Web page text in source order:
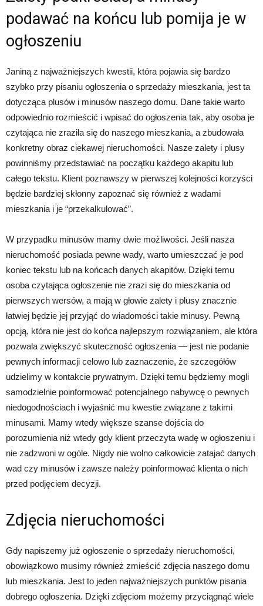
podawać na końcu lub pomija je w
ogłoszeniu
Janiną z najważniejszych kwestii, która pojawia się bardzo
szybko przy pisaniu ogłoszenia o sprzedaży mieszkania, jest ta
dotycząca plusów i minusów naszego domu. Dane takie warto
odpowiednio rozmieścić i wpisać do ogłoszenia tak, aby osoba je
czytająca nie zraziła się do naszego mieszkania, a zbudowała
konkretny obraz ciekawej nieruchomości. Nasze zalety i plusy
powinniśmy przedstawiać na początku każdego akapitu lub
całego tekstu. Klient poznawszy w pierwszej kolejności korzyści
będzie bardziej skłonny zapoznać się również z wadami
mieszkania i je “przekalkulować”.
W przypadku minusów mamy dwie możliwości. Jeśli nasza
nieruchomość posiada pewne wady, warto umieszczać je pod
koniec tekstu lub na końcach danych akapitów. Dzięki temu
osoba czytająca ogłoszenie nie zrazi się do mieszkania od
pierwszych wersów, a mają w głowie zalety i plusy znacznie
łatwiej będzie jej przyjąć do wiadomości takie minusy. Pewną
opcją, która nie jest do końca najlepszym rozwiązaniem, ale która
pozwala zwiększyć skuteczność ogłoszenia — jest nie podanie
pewnych informacji celowo lub zaznaczenie, że szczegółów
udzielimy w kontakcie prywatnym. Dzięki temu będziemy mogli
samodzielnie poinformować potencjalnego nabywcę o pewnych
niedogodnościach i wyjaśnić mu kwestie związane z takimi
minusami. Mamy wtedy większe szanse dojścia do
porozumienia niż wtedy gdy klient przeczyta wadę w ogłoszeniu i
nie zadzwoni w ogóle. Nigdy nie wolno całkowicie zatajać danych
wad czy minusów i zawsze należy poinformować klienta o nich
przed podjęciem decyzji.
Zdjęcia nieruchomości
Gdy napiszemy już ogłoszenie o sprzedaży nieruchomości,
obowiązkowo musimy również zmieścić zdjęcia naszego domu
lub mieszkania. Jest to jeden najważniejszych punktów pisania
dobrego ogłoszenia. Dzięki zdjęciom możemy przyciągnąć wiele